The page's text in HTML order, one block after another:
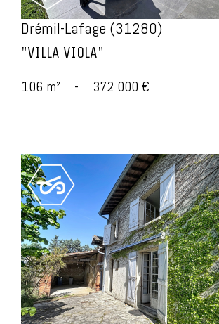
Drémil-Lafage (31280)
"VILLA VIOLA"
106 m² - 372 000 €
voir le bien